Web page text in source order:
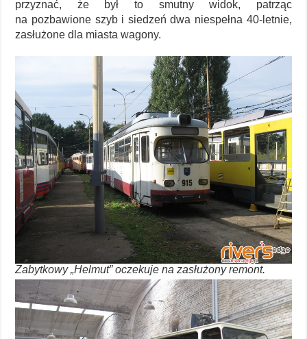
przyznać, że był to smutny widok, patrząc
na pozbawione szyb i siedzeń dwa niespełna 40-letnie,
zasłużone dla miasta wagony.
Zabytkowy „Helmut” oczekuje na zasłużony remont.